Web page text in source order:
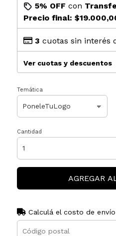
5% OFF con
Precio final:
3 cuotas sin interés
Ver cuotas y descuentos
Temática
Cantidad
AGREGAR
Calculá el costo de envío